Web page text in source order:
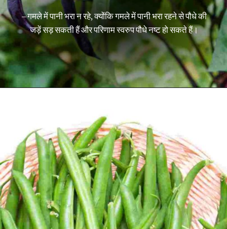
– गमले में पानी भरा न रहे, क्योंकि गमले में पानी भरा रहने से पौधे की
जड़ें सड़ सकती हैं और परिणाम स्वरुप पौधे नष्ट हो सकते हैं।